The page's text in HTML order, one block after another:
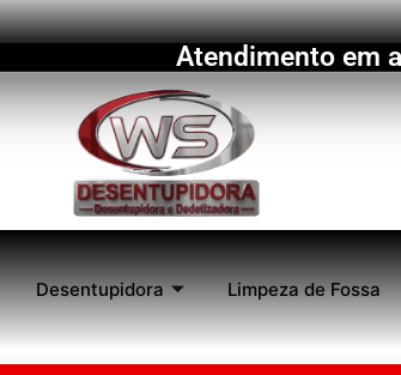
Atendimento em
Desentupidora Limpeza de Fossa